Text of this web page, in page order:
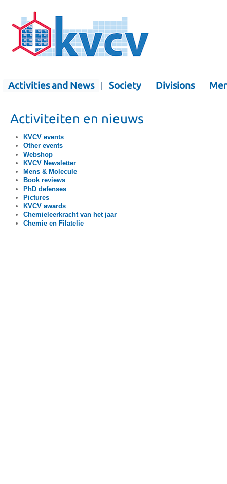
Activities and News Society Divisions
Activiteiten en nieuws
KVCV events
Other events
Webshop
KVCV Newsletter
Mens & Molecule
Book reviews
PhD defenses
Pictures
KVCV awards
Chemieleerkracht van het jaar
Chemie en Filatelie